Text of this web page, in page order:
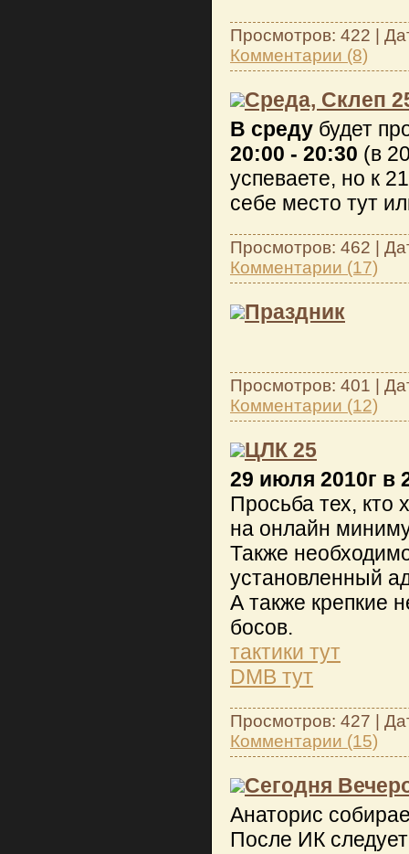
Просмотров: 422 |
Комментарии (8)
Среда, Склеп
В среду будет
20:00 - 20:30 (в
успеваете, но к
себе место тут
Просмотров: 462 |
Комментарии (17)
Праздник
Просмотров: 401 |
Комментарии (12)
ЦЛК 25
29 июля 2010г в
Просьба тех, кто
на онлайн
Также
установленный
А также крепкие
босов.
тактики тут
DMB тут
Просмотров: 427 |
Комментарии (15)
Сегодня
Анаторис
После ИК